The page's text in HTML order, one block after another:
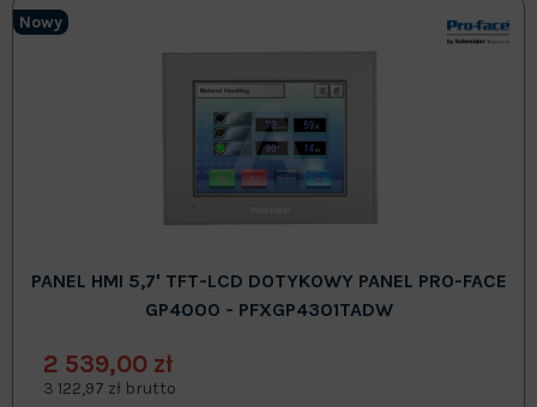
Nowy
PANEL HMI 5,7' TFT-LCD DOTYKOWY PANEL PRO-FACE
GP4000 - PFXGP4301TADW
2 539,00 zł
3 122,97 zł brutto